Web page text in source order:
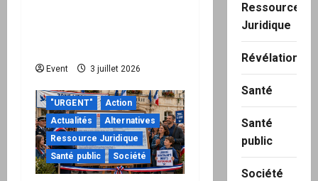
Event 3 juillet 2026
"URGENT"
Action
Actualités
Alternatives
Ressource Juridique
Santé public
Société
Ressource
Juridique
Révélation
Santé
Santé
public
Société